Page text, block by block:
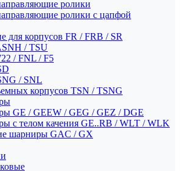
ролики
ролики с цапфой
для корпусов FR / FRB / SR
/ TSU
/ FNL / F5
/ SNL
корпусов TSN / TSNG
GE / GEEW / GEG / GEZ / DGE
с телом качения GE..RB / WLT / WLK
шарниры GAC / GX